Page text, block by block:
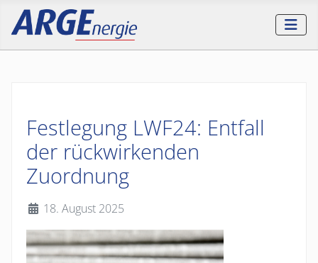
Festlegung LWF24: Entfall
der rückwirkenden
Zuordnung
Details18. August 2025